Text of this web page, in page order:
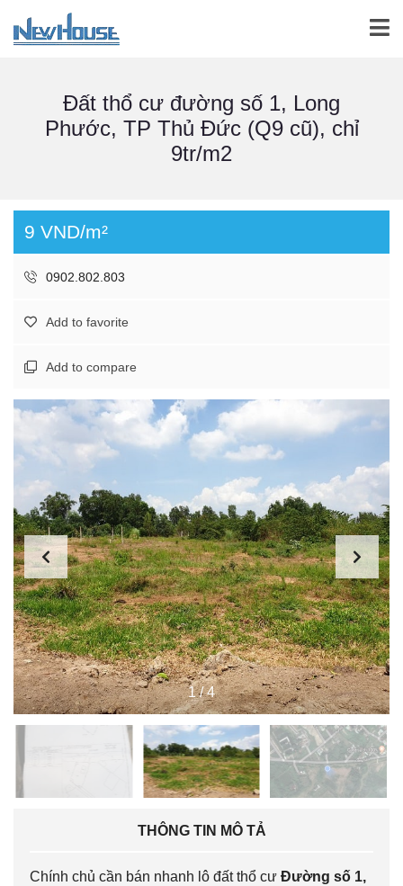
Đất thổ cư đường số 1, Long
Phước, TP Thủ Đức (Q9 cũ), chỉ
9tr/m2
9 VND/m²
0902.802.803
Add to favorite
Add to compare
1/4
THÔNG TIN MÔ TẢ
Chính chủ cần bán nhanh lô đất thổ cư Đường số 1,